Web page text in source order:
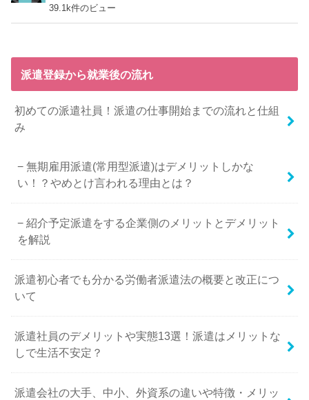
39.1k件のビュー
派遣登録から就業後の流れ
初めての派遣社員！派遣の仕事開始までの流れと仕組
み
無期雇用派遣(常用型派遣)はデメリットしかな
い！？やめとけ言われる理由とは？
紹介予定派遣をする企業側のメリットとデメリット
を解説
派遣初心者でも分かる労働者派遣法の概要と改正につ
いて
派遣社員のデメリットや実態13選！派遣はメリットな
しで生活不安定？
派遣会社の大手、中小、外資系の違いや特徴・メリッ